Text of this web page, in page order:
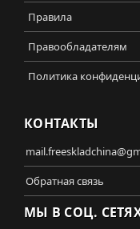
Правила
Правообладателям
Политика
КОНТАКТЫ
Обратная связь
МЫ В СОЦ.